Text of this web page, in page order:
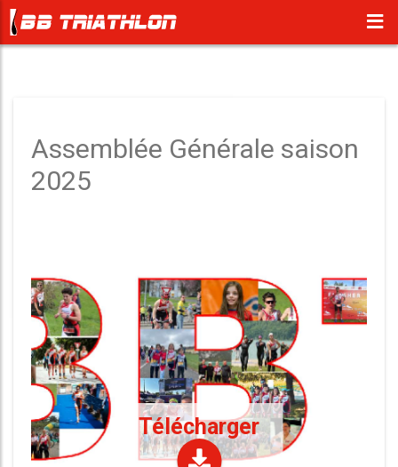
Assemblée Générale saison
2025
Télécharger